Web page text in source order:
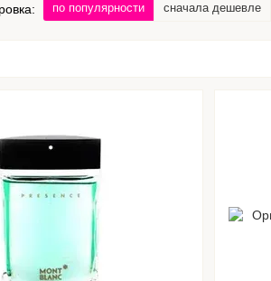
по популярности сначала дешевле